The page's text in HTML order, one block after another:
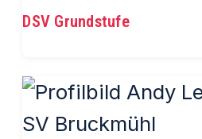
DSV Grundstufe